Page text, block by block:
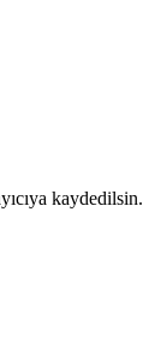
kaydedilsin.